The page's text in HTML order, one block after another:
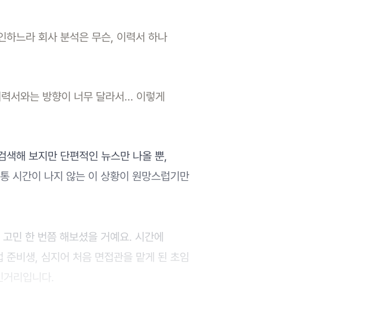
느라 회사 분석은 무슨, 이력서 하나
서와는 방향이 너무 달라서… 이렇게
해 보지만 단편적인 뉴스만 나올 뿐,
시간이 나지 않는 이 상황이 원망스럽기만
민 한 번쯤 해보셨을 거예요. 시간에
비생, 심지어 처음 면접관을 맡게 된 초임
리입니다.